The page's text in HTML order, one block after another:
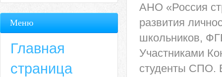
АНО «Россия
развития
школьников,
Участниками
студенты СПО.
Меню
Главная
страница